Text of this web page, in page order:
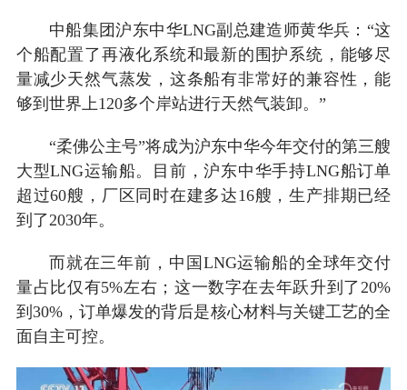
中船集团沪东中华LNG副总建造师黄华兵：“这
个船配置了再液化系统和最新的围护系统，能够尽
量减少天然气蒸发，这条船有非常好的兼容性，能
够到世界上120多个岸站进行天然气装卸。”
“柔佛公主号”将成为沪东中华今年交付的第三艘
大型LNG运输船。目前，沪东中华手持LNG船订单
超过60艘，厂区同时在建多达16艘，生产排期已经
到了2030年。
而就在三年前，中国LNG运输船的全球年交付
量占比仅有5%左右；这一数字在去年跃升到了20%
到30%，订单爆发的背后是核心材料与关键工艺的全
面自主可控。